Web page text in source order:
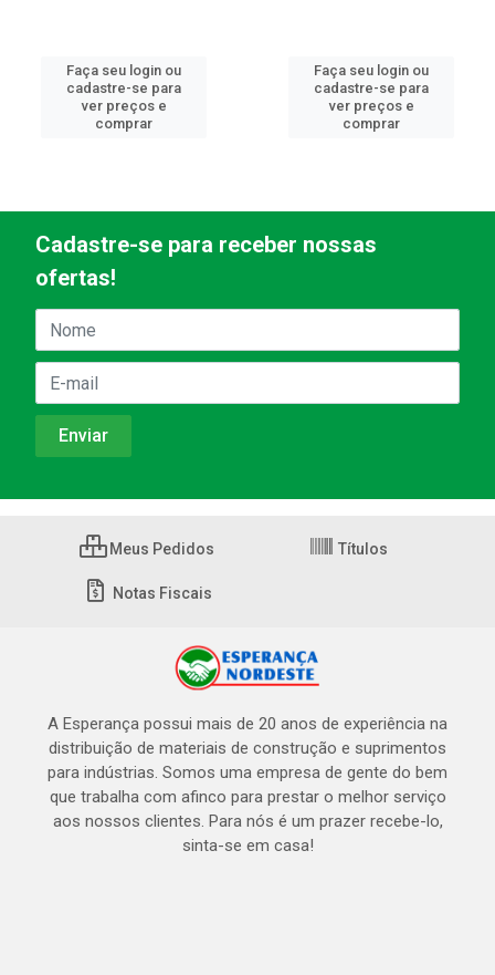
Faça seu login ou
cadastre-se para
ver preços e
comprar
Faça seu login ou
cadastre-se para
ver preços e
comprar
Cadastre-se para receber nossas
ofertas!
Meus Pedidos Títulos
Notas Fiscais
A Esperança possui mais de 20 anos de experiência na
distribuição de materiais de construção e suprimentos
para indústrias. Somos uma empresa de gente do bem
que trabalha com afinco para prestar o melhor serviço
aos nossos clientes. Para nós é um prazer recebe-lo,
sinta-se em casa!